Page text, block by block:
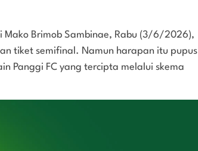
Mako Brimob Sambinae, Rabu (3/6/2026),
tiket semifinal. Namun harapan itu pupus
Panggi FC yang tercipta melalui skema